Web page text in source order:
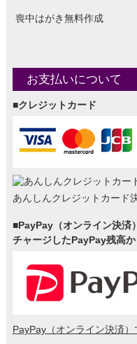
喪中はがき無料作成
お支払いについて
■クレジットカード
あんしんクレジットカード
■PayPay（オンライン決済）
チャージしたPayPay残高か
PayPay（オンライン決済）